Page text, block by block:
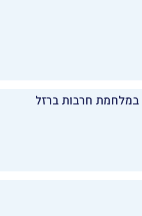
חרבות ברזל